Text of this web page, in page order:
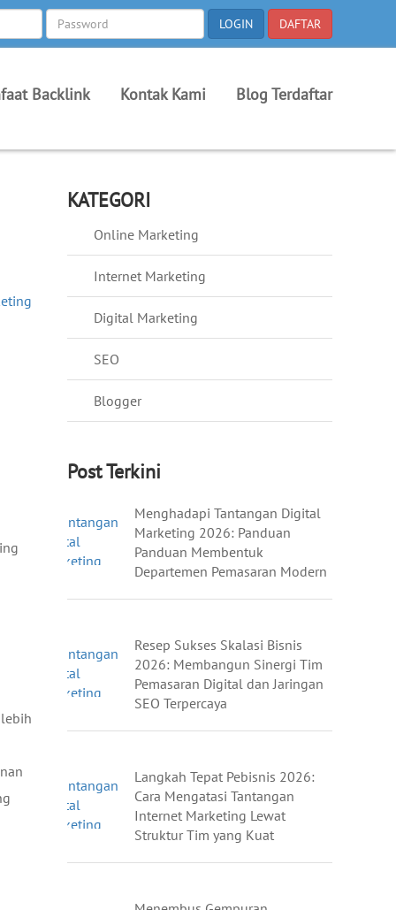
Backlink Kontak Kami Blog Terdaftar
KATEGORI
Online Marketing
Internet Marketing
Digital Marketing
SEO
Blogger
Post Terkini
Menghadapi Tantangan Digital
Marketing 2026: Panduan
Panduan Membentuk
Departemen Pemasaran Modern
Resep Sukses Skalasi Bisnis
2026: Membangun Sinergi Tim
Pemasaran Digital dan Jaringan
SEO Terpercaya
Langkah Tepat Pebisnis 2026:
Cara Mengatasi Tantangan
Internet Marketing Lewat
Struktur Tim yang Kuat